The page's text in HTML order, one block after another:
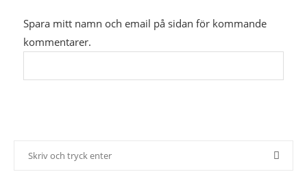
Spara mitt namn och email på sidan för kommande
kommentarer.